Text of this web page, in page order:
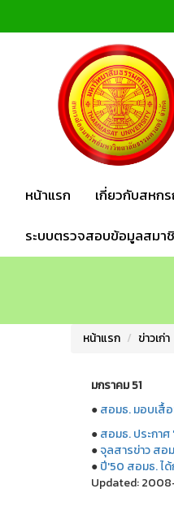
หน้าแรก เกี่ยวกับสหก
ระบบตรวจสอบข้อมูลสมา
หน้าแรก ข่าวเก่า
มกราคม 51
●สอมธ. มอบเสื้
●สอมธ. ประกาศ
●จุลสารข่าว สอ
●ปี'50 สอมธ. ได้
Updated: